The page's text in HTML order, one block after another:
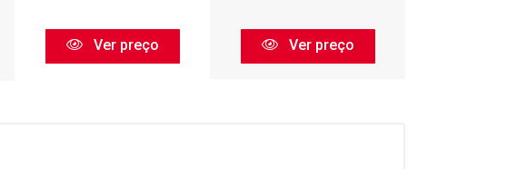
Ver preço Ver preço